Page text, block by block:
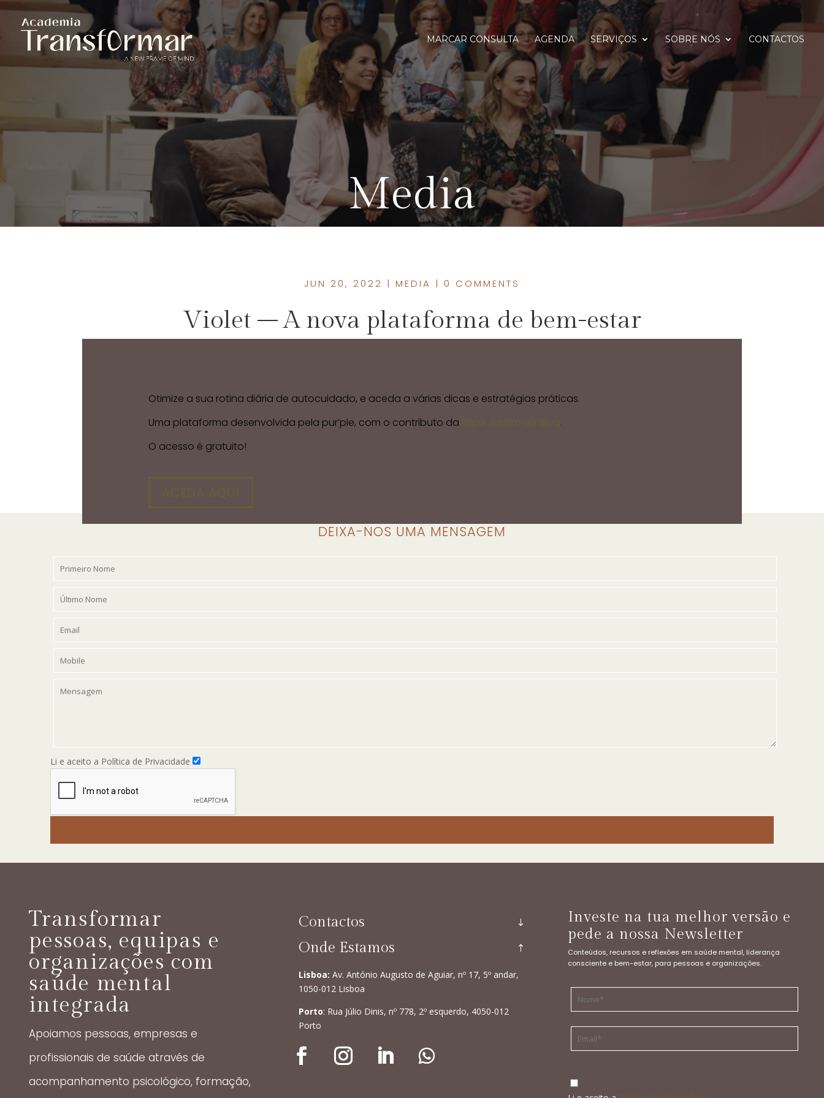
MARCAR CONSULTA AGENDA SERVIÇOS SOBRE NÓS CONTACTOS
Media
JUN 20, 2022 | MEDIA | 0 COMMENTS
Violet – A nova plataforma de bem-estar
Otimize a sua rotina diária de autocuidado, e aceda a várias dicas e estratégias práticas.
Uma plataforma desenvolvida pela pur’ple, com o contributo da Filipa Jardim da Silva.
O acesso é gratuito!
ACEDA AQUI
DEIXA-NOS UMA MENSAGEM
Li e aceito a Política de Privacidade
Transformar
pessoas, equipas e
organizações com
saúde mental
integrada
Apoiamos pessoas, empresas e
profissionais de saúde através de
acompanhamento psicológico, formação,
Contactos
Onde Estamos
Lisboa: Av. António Augusto de Aguiar, nº 17, 5º andar,
1050-012 Lisboa
Porto: Rua Júlio Dinis, nº 778, 2º esquerdo, 4050-012
Porto
Investe na tua melhor versão e
pede a nossa Newsletter
Conteúdos, recursos e reflexões em saúde mental, liderança
consciente e bem-estar, para pessoas e organizações.